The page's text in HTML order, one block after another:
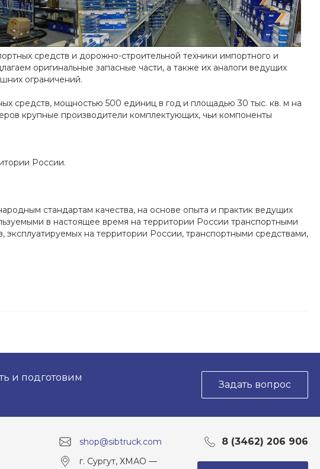
средств и дорожно-строительной техники импортного и
оригинальные запасные части, а также их аналоги ведущих
ограничений.
средств, мощностью 500 единиц в год и площадью 30 тыс. кв. м на
крупные производители комплектующих, чьи компоненты
России.
стандартам качества, на основе опыта и практик ведущих
в настоящее время на территории России транспортными
на территории России, транспортными средствами,
и подготовим
Задать вопрос
shop@sibtruck.com 8 (3462) 206 906
г. Сургут, ХМАО —